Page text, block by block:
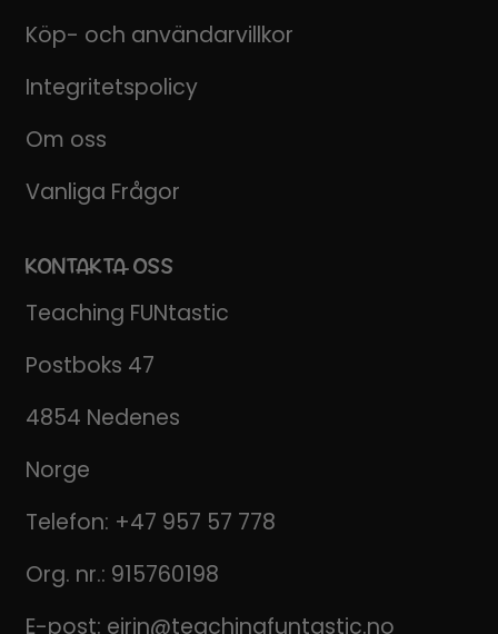
Köp- och användarvillkor
Integritetspolicy
Om oss
Vanliga Frågor
KONTAKTA OSS
Teaching FUNtastic
Postboks 47
4854 Nedenes
Norge
Telefon: +47 957 57 778
Org. nr.: 915760198
E-post: eirin@teachingfuntastic.no